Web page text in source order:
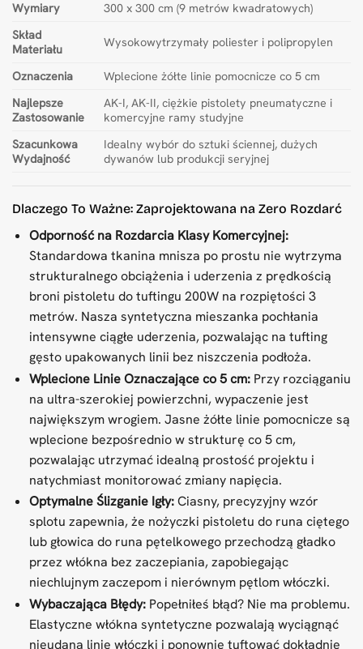
Wymiary
300 x 300 cm (9 metrów kwadratowych)
Skład
Materiału
Wysokowytrzymały poliester i polipropylen
Oznaczenia
Wplecione żółte linie pomocnicze co 5 cm
Najlepsze
Zastosowanie
AK-I, AK-II, ciężkie pistolety pneumatyczne i
komercyjne ramy studyjne
Szacunkowa
Wydajność
Idealny wybór do sztuki ściennej, dużych
dywanów lub produkcji seryjnej
Dlaczego To Ważne: Zaprojektowana na Zero Rozdarć
Odporność na Rozdarcia Klasy Komercyjnej:
Standardowa tkanina mnisza po prostu nie wytrzyma
strukturalnego obciążenia i uderzenia z prędkością
broni pistoletu do tuftingu 200W na rozpiętości 3
metrów. Nasza syntetyczna mieszanka pochłania
intensywne ciągłe uderzenia, pozwalając na tufting
gęsto upakowanych linii bez niszczenia podłoża.
Wplecione Linie Oznaczające co 5 cm:Przy rozciąganiu
na ultra-szerokiej powierzchni, wypaczenie jest
największym wrogiem. Jasne żółte linie pomocnicze są
wplecione bezpośrednio w strukturę co 5 cm,
pozwalając utrzymać idealną prostość projektu i
natychmiast monitorować zmiany napięcia.
Optymalne Ślizganie Igły:Ciasny, precyzyjny wzór
splotu zapewnia, że nożyczki pistoletu do runa ciętego
lub głowica do runa pętelkowego przechodzą gładko
przez włókna bez zaczepiania, zapobiegając
niechlujnym zaczepom i nierównym pętlom włóczki.
Wybaczająca Błędy:Popełniłeś błąd? Nie ma problemu.
Elastyczne włókna syntetyczne pozwalają wyciągnąć
nieudaną linię włóczki i ponownie tuftować dokładnie